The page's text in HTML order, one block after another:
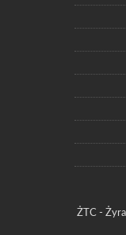
ŻTC -